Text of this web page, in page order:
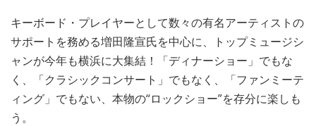
キーボード・プレイヤーとして数々の有名アーティストの
サポートを務める増田隆宣氏を中心に、トップミュージシ
ャンが今年も横浜に大集結！「ディナーショー」でもな
く、「クラシックコンサート」でもなく、「ファンミーテ
ィング」でもない、本物の“ロックショー”を存分に楽しも
う。